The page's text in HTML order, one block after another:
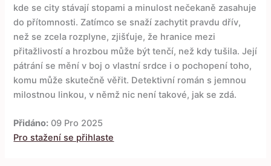
kde se city stávají stopami a minulost nečekaně zasahuje
do přítomnosti. Zatímco se snaží zachytit pravdu dřív,
než se zcela rozplyne, zjišťuje, že hranice mezi
přitažlivostí a hrozbou může být tenčí, než kdy tušila. Její
pátrání se mění v boj o vlastní srdce i o pochopení toho,
komu může skutečně věřit. Detektivní román s jemnou
milostnou linkou, v němž nic není takové, jak se zdá.
Přidáno: 09 Pro 2025
Pro stažení se přihlaste